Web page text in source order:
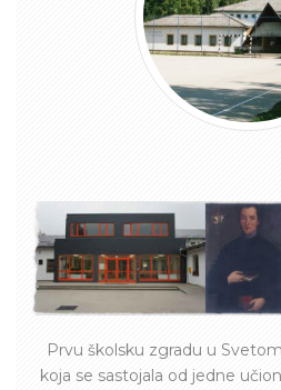
Prvu školsku zgradu u
koja se sastojala od jedne